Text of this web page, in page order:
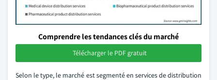
Comprendre les tendances clés du marché
Télécharger le PDF gratuit
Selon le type, le marché est segmenté en services de distribution